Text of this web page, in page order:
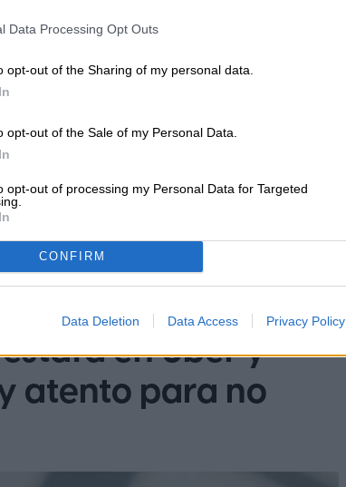
Data Processing Opt Outs
opt-out of the Sharing of my personal data.
opt-out of the Sale of my Personal Data.
opt-out of processing my Personal Data for Targeted
CONFIRM
Data Deletion Data Access Privacy Policy
Diego Bastarrica es Senior Editor y
en Español, donde lidera la
en Uber y
atento para no